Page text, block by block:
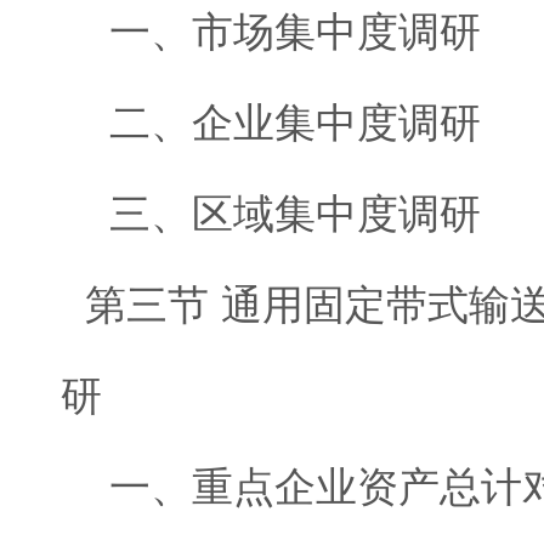
一、市场集中度调研
二、企业集中度调研
三、区域集中度调研
第三节 通用固定带式输
研
一、重点企业资产总计